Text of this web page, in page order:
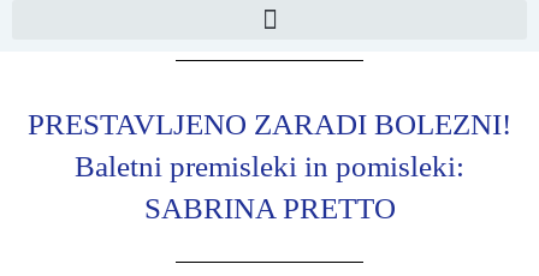
PRESTAVLJENO ZARADI BOLEZNI!
Baletni premisleki in pomisleki:
SABRINA PRETTO